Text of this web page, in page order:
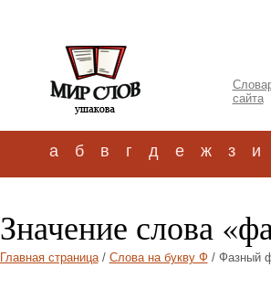
сайта
а б в г д е ж з и
Значение слова
Главная страница/ Слова на букву Ф/ Фазный